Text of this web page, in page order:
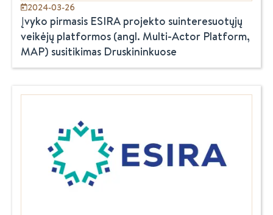
2024-03-26
Įvyko pirmasis ESIRA projekto suinteresuotųjų
veikėjų platformos (angl. Multi-Actor Platform,
MAP) susitikimas Druskininkuose